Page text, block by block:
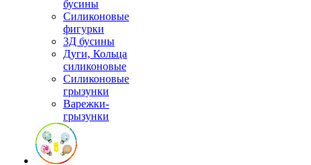
бусины
Силиконовые
фигурки
3Д бусины
Дуги, Кольца
силиконовые
Силиконовые
грызунки
Варежки-
грызунки